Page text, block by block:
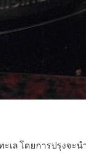
ล โดยการปรุงจะน